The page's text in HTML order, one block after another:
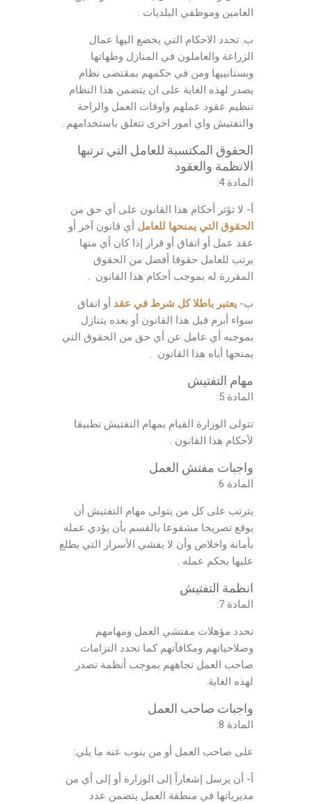
العامين وموظفي البلديات .
ب. تحدد الاحكام التي يخضع اليها عمال
الزراعة والعاملون في المنازل وطهاتها
وبستانييها ومن في حكمهم بمقتضى نظام
يصدر لهذه الغاية على ان يتضمن هذا النظام
تنظيم عقود عملهم واوقات العمل والراحة
والتفتيش واي امور اخرى تتعلق باستخدامهم .
الحقوق المكتسبة للعامل التي ترتبها
الانظمة والعقود
المادة 4:
أ- لا تؤثر أحكام هذا القانون على أي حق من
الحقوق التي يمنحها للعامل أي قانون آخر أو
عقد عمل أو اتفاق أو قرار إذا كان أي منها
يرتب للعامل حقوقا أفضل من الحقوق
المقررة له بموجب أحكام هذا القانون .
ب- يعتبر باطلا كل شرط في عقد أو اتفاق
سواء أبرم قبل هذا القانون أو بعده يتنازل
بموجبه أي عامل عن أي حق من الحقوق التي
يمنحها أياه هذا القانون .
مهام التفتيش
المادة 5:
تتولى الوزارة القيام بمهام التفتيش تطبيقا
لأحكام هذا القانون .
واجبات مفتش العمل
المادة 6:
يترتب على كل من يتولى مهام التفتيش أن
يوقع تصريحا مشفوعا بالقسم بأن يؤدي عمله
بأمانة واخلاص وأن لا يفشي الأسرار التي يطلع
عليها بحكم عمله .
انظمة التفتيش
المادة 7:
تحدد مؤهلات مفتشي العمل ومهامهم
وصلاحياتهم ومكافآتهم كما تحدد التزامات
صاحب العمل تجاههم بموجب أنظمة تصدر
لهذه الغاية.
واجبات صاحب العمل
المادة 8:
على صاحب العمل أو من ينوب عنه ما يلي:
أ- أن يرسل إشعاراً إلى الوزارة أو إلى أي من
مديرياتها في منطقة العمل يتضمن عدد